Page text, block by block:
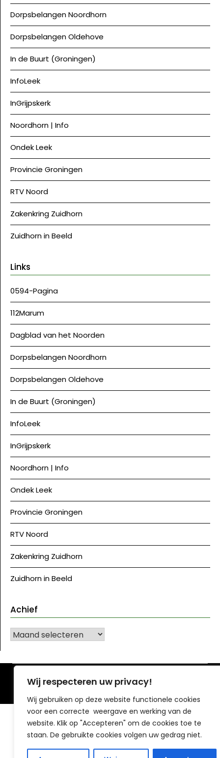
Wij respecteren uw privacy!
Wij gebruiken op deze website functionele cookies
voor een correcte weergave en werking van de
website. Klik op "Accepteren" om de cookies toe te
staan. De gebruikte cookies volgen uw gedrag niet.
Dorpsbelangen Noordhorn
Dorpsbelangen Oldehove
In de Buurt (Groningen)
InfoLeek
InGrijpskerk
Noordhorn | Info
Ondek Leek
Provincie Groningen
RTV Noord
Zakenkring Zuidhorn
Zuidhorn in Beeld
Links
0594-Pagina
112Marum
Dagblad van het Noorden
Dorpsbelangen Noordhorn
Dorpsbelangen Oldehove
In de Buurt (Groningen)
InfoLeek
InGrijpskerk
Noordhorn | Info
Ondek Leek
Provincie Groningen
RTV Noord
Zakenkring Zuidhorn
Zuidhorn in Beeld
Achief
Achief
©J Westerkwartier|NU | Ontwerp:Krant WordPress
thema